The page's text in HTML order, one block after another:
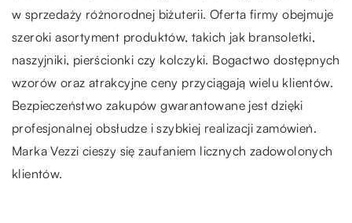
w sprzedaży różnorodnej biżuterii. Oferta firmy obejmuje
szeroki asortyment produktów, takich jak bransoletki,
naszyjniki, pierścionki czy kolczyki. Bogactwo dostępnych
wzorów oraz atrakcyjne ceny przyciągają wielu klientów.
Bezpieczeństwo zakupów gwarantowane jest dzięki
profesjonalnej obsłudze i szybkiej realizacji zamówień.
Marka Vezzi cieszy się zaufaniem licznych zadowolonych
klientów.